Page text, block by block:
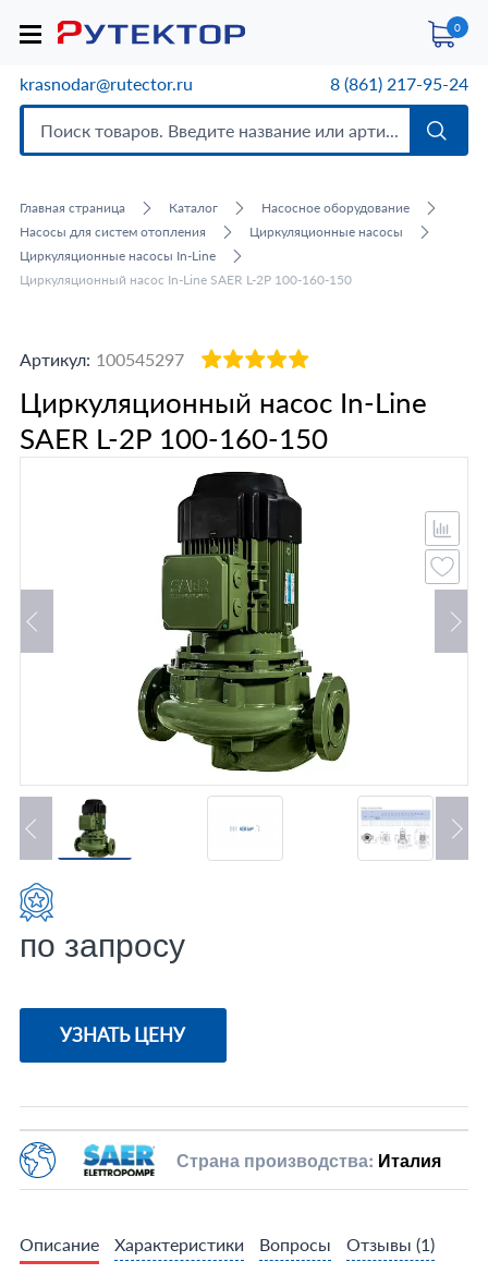
0
krasnodar@rutector.ru 8 (861) 217-95-24
Главная страница Каталог
Насосное оборудование
Насосы для систем отопления
Циркуляционные насосы
Циркуляционные насосы In-Line
Циркуляционный насос In-Line SAER L-2P 100-160-150
Артикул: 100545297
Циркуляционный насос In-Line
SAER L-2P 100-160-150
по запросу
УЗНАТЬ ЦЕНУ
Страна производства: Италия
Описание Характеристики Вопросы Отзывы (1)